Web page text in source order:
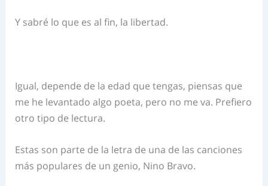
Y sabré lo que es al fin, la libertad.
Igual, depende de la edad que tengas, piensas que
me he levantado algo poeta, pero no me va. Prefiero
otro tipo de lectura.
Estas son parte de la letra de una de las canciones
más populares de un genio, Nino Bravo.